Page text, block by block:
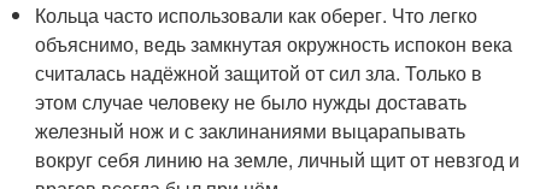
Кольца часто использовали как оберег. Что легко
объяснимо, ведь замкнутая окружность испокон века
считалась надёжной защитой от сил зла. Только в
этом случае человеку не было нужды доставать
железный нож и с заклинаниями выцарапывать
вокруг себя линию на земле, личный щит от невзгод и